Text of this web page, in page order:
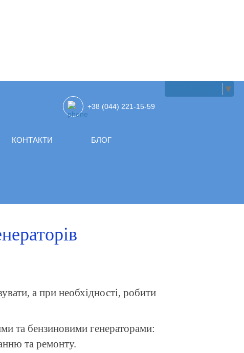
▼
+38 (044) 221-15-59
КОНТАКТИ БЛОГ
а при необхідності, робити
та бензиновими генераторами:
та ремонту.